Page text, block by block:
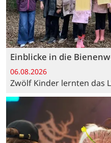
Einblicke in die
06.08.2026
Zwölf Kinder lernten das